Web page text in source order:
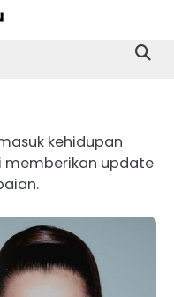
kehidupan
memberikan update